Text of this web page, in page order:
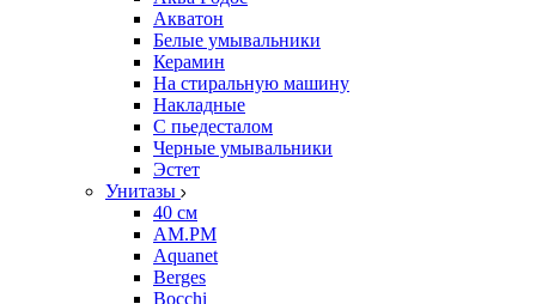
Акватон
Белые умывальники
Керамин
На стиральную машину
Накладные
С пьедесталом
Черные умывальники
Эстет
Унитазы
40 см
AM.PM
Aquanet
Berges
Bocchi